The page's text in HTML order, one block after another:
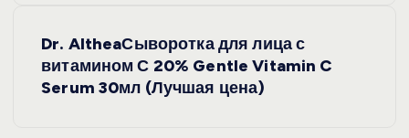
Dr. AltheaСыворотка для лица с
витамином С 20% Gentle Vitamin C
Serum 30мл (Лучшая цена)